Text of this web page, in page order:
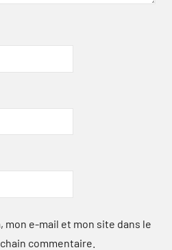
mon e-mail et mon site dans le
commentaire.